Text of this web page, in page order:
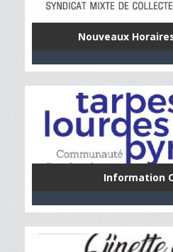
Nouveaux
Information